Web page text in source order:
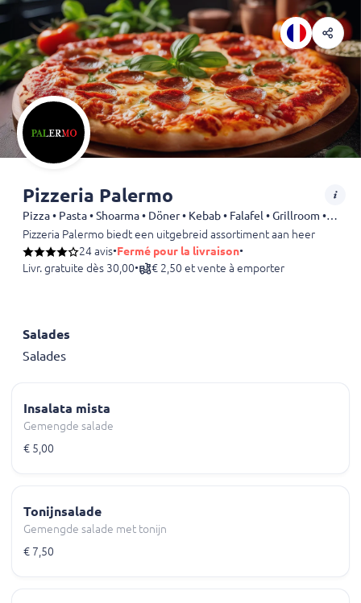
Pizzeria Palermo
Pizza • Pasta • Shoarma • Döner • Kebab • Falafel • Grillroom • Steak • Dürüm
Pizzeria Palermo biedt een uitgebreid assortiment aan heerlijke
24 avis•Fermé pour la livraison•
Livr. gratuite dès 30,00• € 2,50 et vente à emporter
Salades
Salades
Insalata mista
Gemengde salade
€ 5,00
Tonijnsalade
Gemengde salade met tonijn
€ 7,50